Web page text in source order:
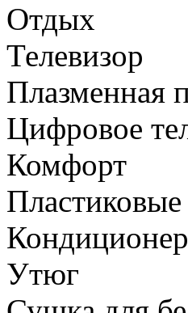
Отдых
Телевизор
Плазменная
Цифровое
Комфорт
Пластиковые
Кондиционер
Утюг